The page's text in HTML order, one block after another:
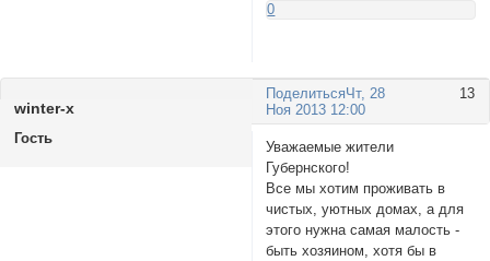
0
Поделиться 13
Чт, 28
Ноя 2013 12:00
winter-х
Гость
Уважаемые жители
Губернского!
Все мы хотим проживать в
чистых, уютных домах, а для
этого нужна самая малость -
быть хозяином, хотя бы в